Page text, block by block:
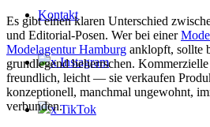
Kontakt
x Instagram
x TikTok
Es gibt einen klaren Unterschied
und Editorial-Posen. Wer bei einer
Modelagentur Hamburg anklopft, sollte
grundlegend beherrschen.
freundlich, leicht — sie verkaufen
konzeptionell, manchmal ungewohnt,
verbunden.